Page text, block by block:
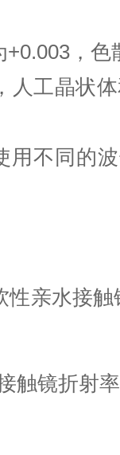
，
人工晶状
用不同的
亲水接